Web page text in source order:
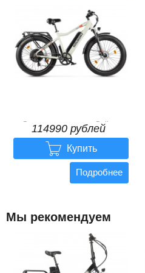
Электровелосипед Gelbert
Pegas 2 ULTRA
114990 рублей
114990 рублей
 Купить
Подробнее
Мы рекомендуем